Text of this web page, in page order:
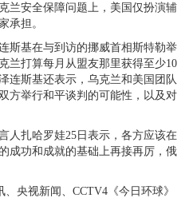
兰安全保障问题上，美国仅扮演辅
承担。
斯基在与到访的挪威首相斯特勒举
兰打算每月从盟友那里获得至少10
连斯基还表示，乌克兰和美国团队
方举行和平谈判的可能性，以及对
人扎哈罗娃25日表示，各方应该在
成功和成就的基础上再接再厉，俄
央视新闻、CCTV4《今日环球》